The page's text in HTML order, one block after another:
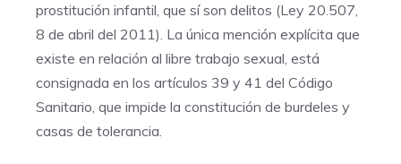
prostitución infantil, que sí son delitos (Ley 20.507,
8 de abril del 2011). La única mención explícita que
existe en relación al libre trabajo sexual, está
consignada en los artículos 39 y 41 del Código
Sanitario, que impide la constitución de burdeles y
casas de tolerancia.